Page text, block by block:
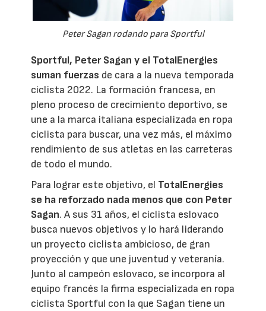
Peter Sagan rodando para Sportful
Sportful, Peter Sagan y el TotalEnergies
suman fuerzas de cara a la nueva temporada
ciclista 2022. La formación francesa, en
pleno proceso de crecimiento deportivo, se
une a la marca italiana especializada en ropa
ciclista para buscar, una vez más, el máximo
rendimiento de sus atletas en las carreteras
de todo el mundo.
Para lograr este objetivo, el TotalEnergies
se ha reforzado nada menos que con Peter
Sagan. A sus 31 años, el ciclista eslovaco
busca nuevos objetivos y lo hará liderando
un proyecto ciclista ambicioso, de gran
proyección y que une juventud y veteranía.
Junto al campeón eslovaco, se incorpora al
equipo francés la firma especializada en ropa
ciclista Sportful con la que Sagan tiene un